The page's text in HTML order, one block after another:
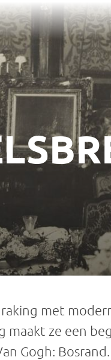
met
maakt ze een
Gogh: Bosrand.